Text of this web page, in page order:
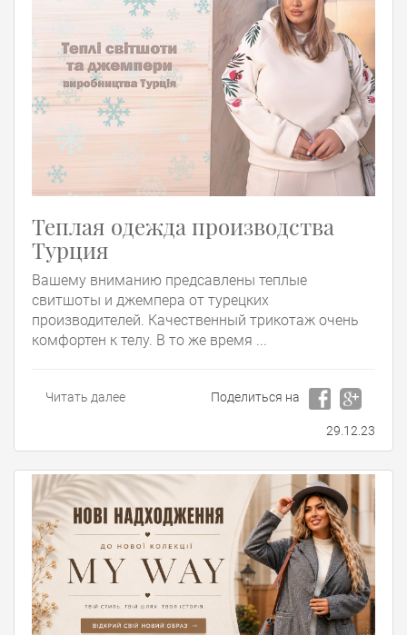
Теплая одежда производства
Турция
Вашему вниманию предсавлены теплые
свитшоты и джемпера от турецких
производителей. Качественный трикотаж очень
комфортен к телу. В то же время ...
Читать далее Поделиться на
29.12.23